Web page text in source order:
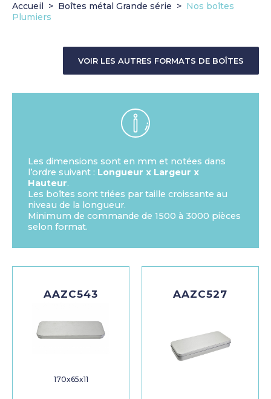
Accueil Boîtes métal Grande série
Nos boîtes
Plumiers
VOIR LES AUTRES FORMATS DE BOÎTES
Les dimensions sont en mm et notées dans
l’ordre suivant : Longueur x Largeur x
Hauteur.
Les boîtes sont triées par taille croissante au
niveau de la longueur.
Minimum de commande de 1500 à 3000 pièces
selon format.
AAZC543
170x65x11
AAZC527